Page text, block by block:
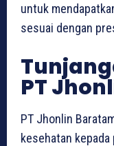
untuk
sesuai dengan
PT
PT Jhonlin
kesehatan kepada